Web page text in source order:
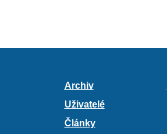
Archiv
Uživatelé
Články